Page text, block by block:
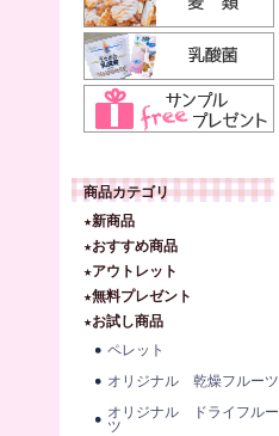
商品カテゴリ
★新商品
★おすすめ商品
★アウトレット
★無料プレゼント
★お試し商品
ペレット
オリジナル 乾燥フルーツ
オリジナル ドライフルー
ツ